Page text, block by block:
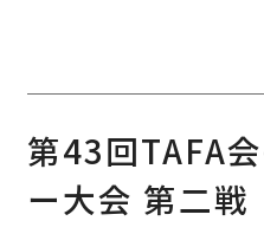
第43回TAFA
ー大会 第二戦